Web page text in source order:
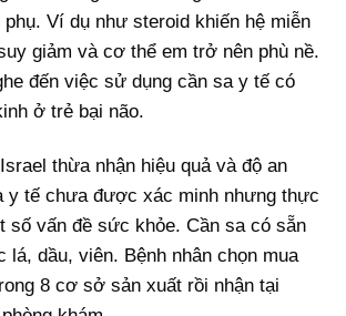
Ví dụ như steroid khiến hệ miễn
giảm và cơ thể em trở nên phù nề.
đến việc sử dụng cần sa y tế có
ở trẻ bại não.
thừa nhận hiệu quả và độ an
y tế chưa được xác minh nhưng thực
số vấn đề sức khỏe. Cần sa có sẵn
lá, dầu, viên. Bệnh nhân chọn mua
8 cơ sở sản xuất rồi nhận tại